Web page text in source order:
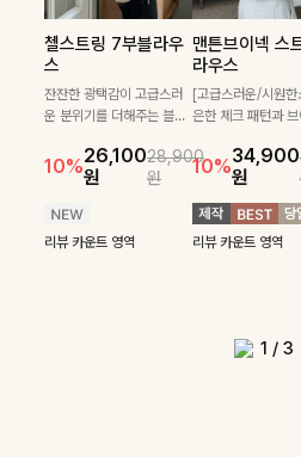
첼스트링 7부블라우
스
잔잔한 광택감이 고급스러
운 분위기를 더해주는 블라
프릴 밑단이 자연스럽게 실
루엣을 살려주며, 여유로운
스러운 무드를 완성해준답
니다 🤍
10%26,100
원
28,900
원
리뷰 카운트 영역
맨튼브이넥 스
라우스
[고급스러운/시원
은한 체크 패턴과 브
로 고급스러운 디테
었으며 밑단스트링으
을 더욱 깔끔하게
블라우스예요 :)
10%34,900
원
리뷰 카운트 영역
켐펜던트 꽈배기니트
꽈배기 짜임에 미니 펜던트
로 센스있는 아웃핏을 완성
해주는 반팔니트예요- 소프
방 소재로 누구나 부담없이
입기 좋아요
15%원
원
리뷰 카운트 영역
칠스트라이프
부니트
[골드버튼/클래식
스트라이프 패턴으
이템입니다 카라넥
으로 깔끔한 이미지
어 주는 7부 니트
10%31,900
원
리뷰 카운트 영역
필첸체크 스트링블라
우스+플레어스커트
SET
[활용도 좋은 투피스]은은한
체크 패턴과 허리 스트링 디
테일이 어우러진 투피스 세트
입니다. 여유로운 상의와 풍
성하게 퍼지는 롱스커트가 자
연스러운 체형 커버는 물론,
단품으로도 다양하게 활용하
42,900
원
49,800
캠릿리본 뷔스티
피스+티셔츠SET
[여름코디추천👍]뷔스
원피스와 티셔츠가 세
성되어 코디 고민 없이
도 높은 스타일링을 연
는 아이템 🤍 레이어드
센스 있는 무드로 데
편안하게 즐기기 좋아
14%39,900
원
원
리뷰 카운트 영역
1 / 3